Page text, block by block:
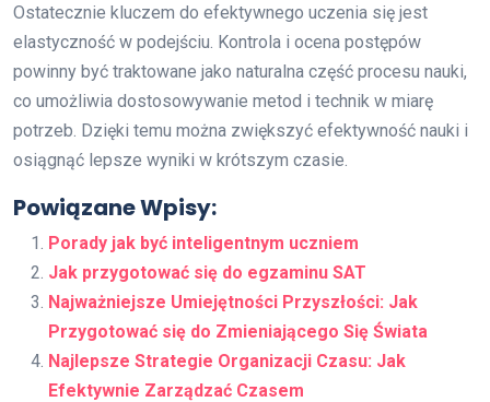
Ostatecznie kluczem do efektywnego uczenia się jest
elastyczność w podejściu. Kontrola i ocena postępów
powinny być traktowane jako naturalna część procesu nauki,
co umożliwia dostosowywanie metod i technik w miarę
potrzeb. Dzięki temu można zwiększyć efektywność nauki i
osiągnąć lepsze wyniki w krótszym czasie.
Powiązane Wpisy:
Porady jak być inteligentnym uczniem
Jak przygotować się do egzaminu SAT
Najważniejsze Umiejętności Przyszłości: Jak
Przygotować się do Zmieniającego Się Świata
Najlepsze Strategie Organizacji Czasu: Jak
Efektywnie Zarządzać Czasem